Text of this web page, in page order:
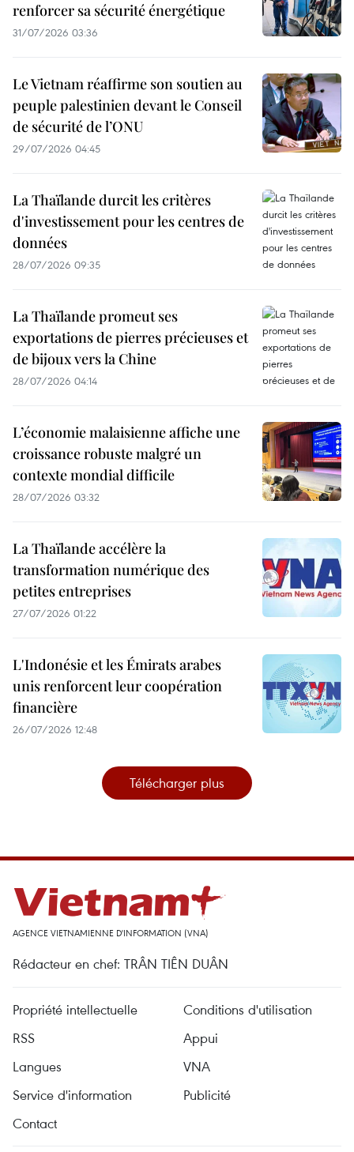
renforcer sa sécurité énergétique
31/07/2026 03:36
Le Vietnam réaffirme son soutien au
peuple palestinien devant le Conseil
de sécurité de l’ONU
29/07/2026 04:45
La Thaïlande durcit les critères
d'investissement pour les centres de
données
28/07/2026 09:35
La Thaïlande promeut ses
exportations de pierres précieuses et
de bijoux vers la Chine
28/07/2026 04:14
L’économie malaisienne affiche une
croissance robuste malgré un
contexte mondial difficile
28/07/2026 03:32
La Thaïlande accélère la
transformation numérique des
petites entreprises
27/07/2026 01:22
L'Indonésie et les Émirats arabes
unis renforcent leur coopération
financière
26/07/2026 12:48
Télécharger plus
AGENCE VIETNAMIENNE D'INFORMATION (VNA)
Rédacteur en chef: TRÂN TIÊN DUÂN
Propriété intellectuelle
Conditions d'utilisation
RSS
Appui
Langues
VNA
Service d'information
Publicité
Contact